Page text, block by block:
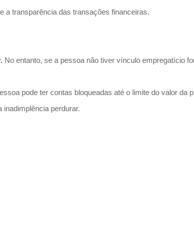
a transparência das transações financeiras.
No entanto, se a pessoa não tiver vínculo empregatício
pode ter contas bloqueadas até o limite do valor da
perdurar.